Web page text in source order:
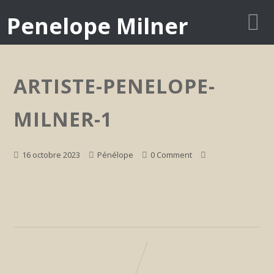
Penelope Milner
ARTISTE-PENELOPE-
MILNER-1
16 octobre 2023 Pénélope 0 Comment